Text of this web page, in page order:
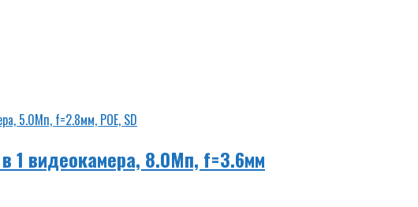
в 1 видеокамера, 8.0Мп, f=3.6мм